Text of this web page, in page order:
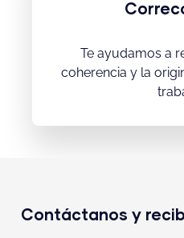
Te ayudamos a
coherencia y la
Contáctanos y